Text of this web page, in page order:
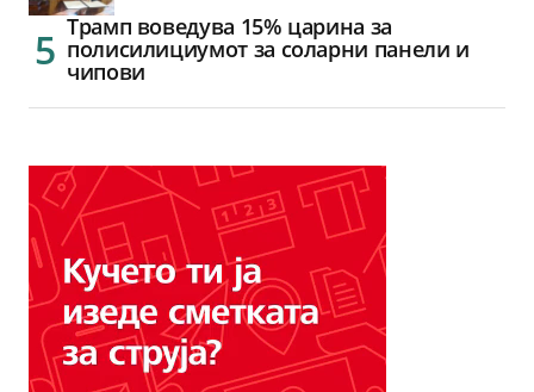
Трамп воведува 15% царина за
полисилициумот за соларни панели и
чипови